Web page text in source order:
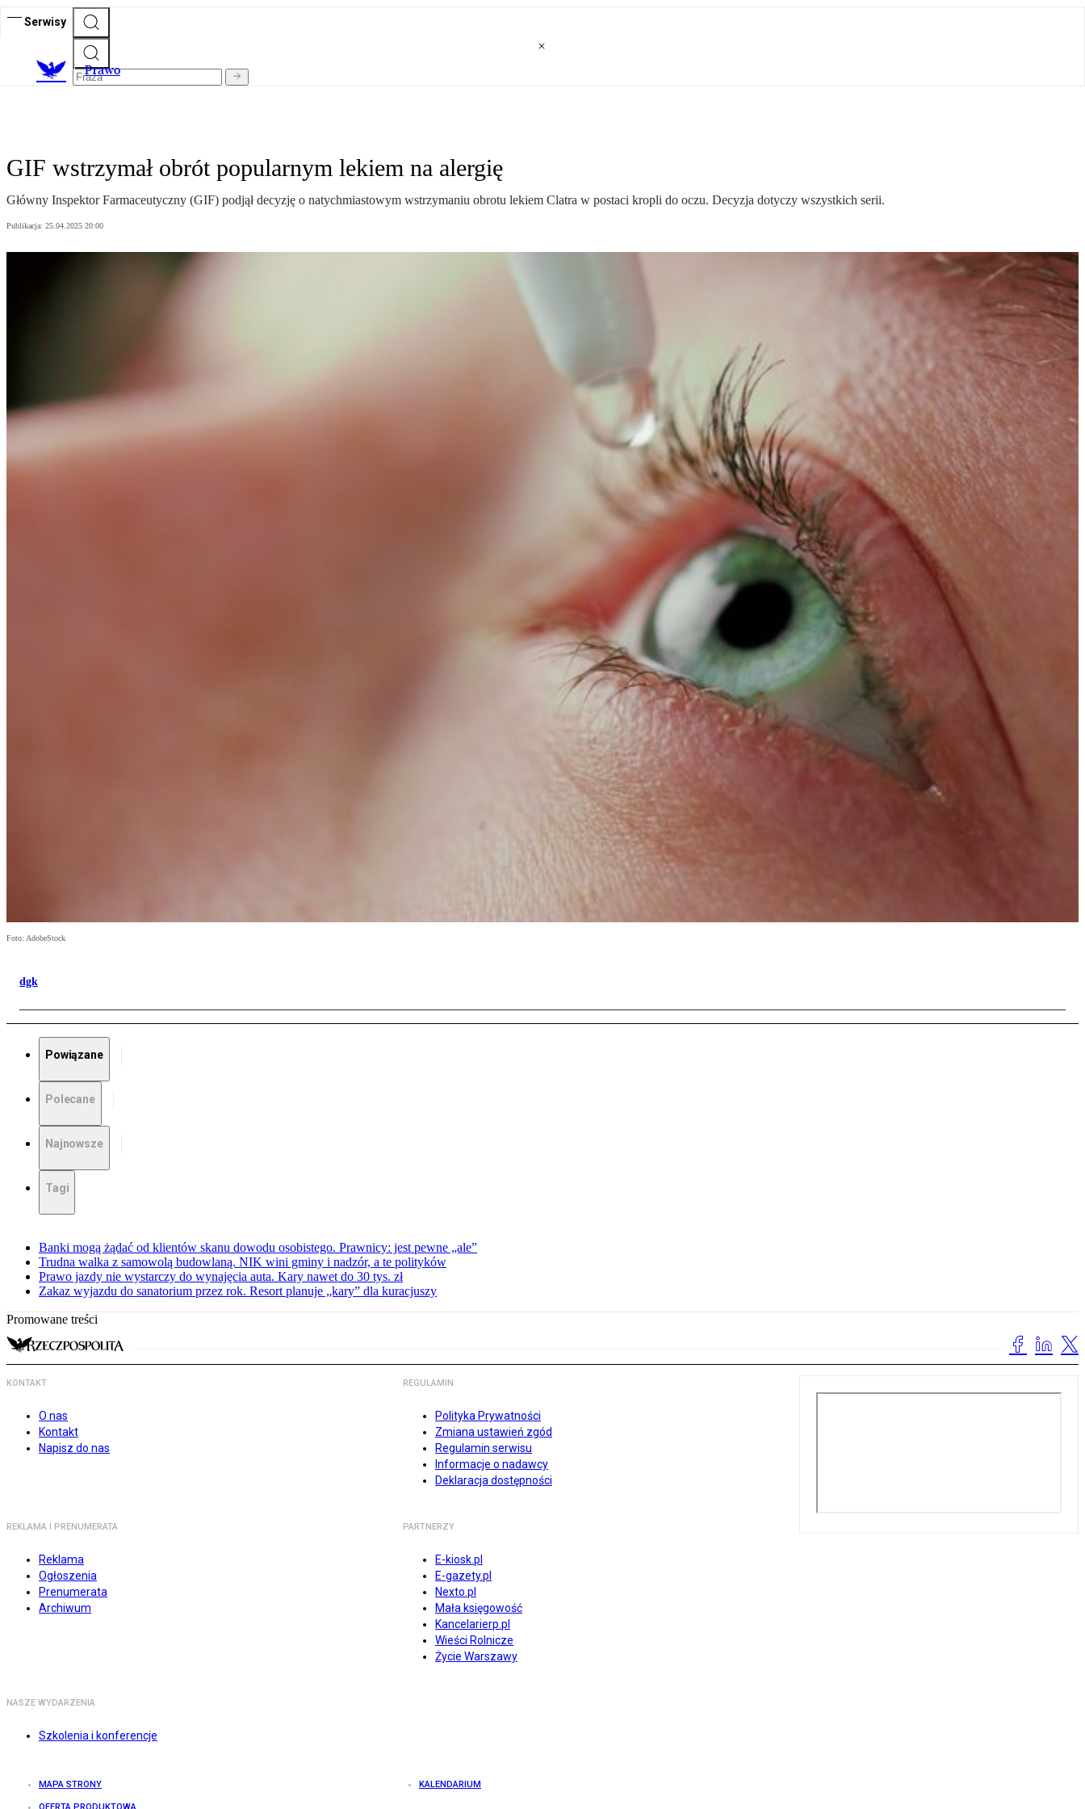
Serwisy
Prawo
GIF wstrzymał obrót popularnym lekiem na alergię
Główny Inspektor Farmaceutyczny (GIF) podjął decyzję o natychmiastowym wstrzymaniu obrotu lekiem Clatra w postaci kropli do oczu. Decyzja dotyczy wszystkich serii.
Publikacja: 25.04.2025 20:00
Foto: AdobeStock
dgk
Powiązane
Polecane
Najnowsze
Tagi
Banki mogą żądać od klientów skanu dowodu osobistego. Prawnicy: jest pewne „ale”
Trudna walka z samowolą budowlaną. NIK wini gminy i nadzór, a te polityków
Prawo jazdy nie wystarczy do wynajęcia auta. Kary nawet do 30 tys. zł
Zakaz wyjazdu do sanatorium przez rok. Resort planuje „kary” dla kuracjuszy
Promowane treści
KONTAKT
O nas
Kontakt
Napisz do nas
REGULAMIN
Polityka Prywatności
Zmiana ustawień zgód
Regulamin serwisu
Informacje o nadawcy
Deklaracja dostępności
REKLAMA I PRENUMERATA
Reklama
Ogłoszenia
Prenumerata
Archiwum
PARTNERZY
E-kiosk.pl
E-gazety.pl
Nexto.pl
Mała księgowość
Kancelarierp.pl
Wieści Rolnicze
Życie Warszawy
NASZE WYDARZENIA
Szkolenia i konferencje
MAPA STRONY KALENDARIUM